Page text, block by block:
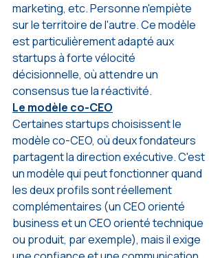
marketing, etc. Personne n'empiète
sur le territoire de l'autre. Ce modèle
est particulièrement adapté aux
startups à forte vélocité
décisionnelle, où attendre un
consensus tue la réactivité.
Le modèle co-CEO
Certaines startups choisissent le
modèle co-CEO, où deux fondateurs
partagent la direction exécutive. C'est
un modèle qui peut fonctionner quand
les deux profils sont réellement
complémentaires (un CEO orienté
business et un CEO orienté technique
ou produit, par exemple), mais il exige